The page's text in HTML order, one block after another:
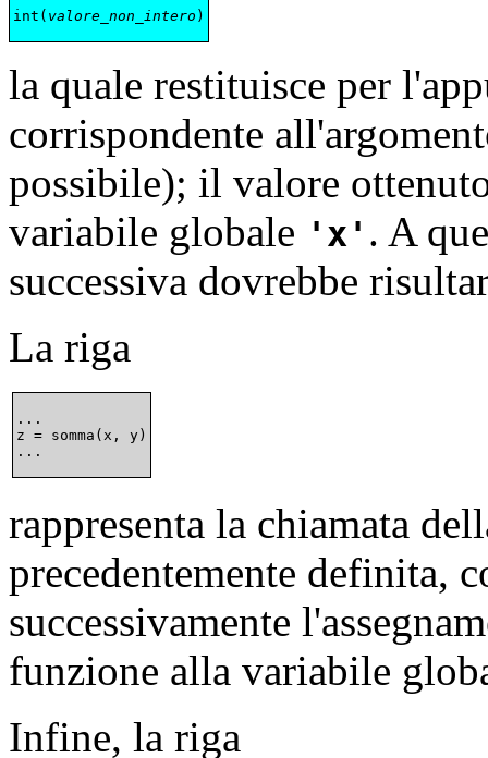
int( valore_non_intero
la quale restituisce per
corrispondente
possibile); il valore
variabile globale
x
. A
successiva dovrebbe
La riga
...
z = somma(x, y)
rappresenta la chiamata
precedentemente definita,
successivamente
funzione alla variabile
Infine, la riga